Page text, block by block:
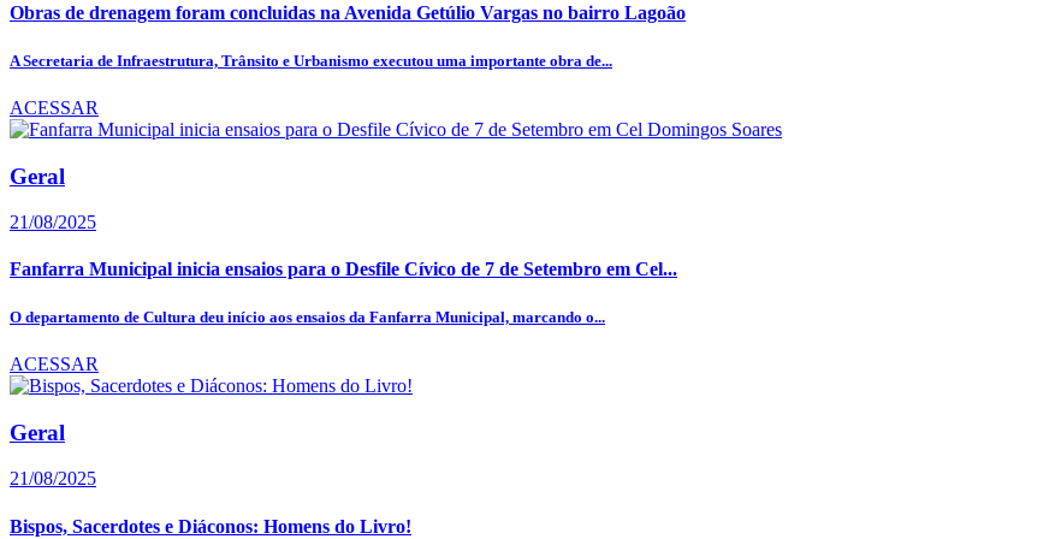
Obras de drenagem foram concluidas na Avenida Getúlio Vargas no bairro Lagoão
A Secretaria de Infraestrutura, Trânsito e Urbanismo executou uma importante obra de...
ACESSAR
Geral
21/08/2025
Fanfarra Municipal inicia ensaios para o Desfile Cívico de 7 de Setembro em Cel...
O departamento de Cultura deu início aos ensaios da Fanfarra Municipal, marcando o...
ACESSAR
Geral
21/08/2025
Bispos, Sacerdotes e Diáconos: Homens do Livro!